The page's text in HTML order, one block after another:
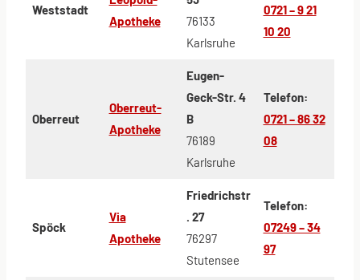
Weststadt
Apotheke
76133
Karlsruhe
0721 – 9 21
10 20
Oberreut
Oberreut-
Apotheke
Eugen-
Geck-Str. 4
B
76189
Karlsruhe
Telefon:
0721 – 86 32
08
Spöck
Via
Apotheke
Friedrichstr
. 27
76297
Stutensee
Telefon:
07249 – 34
97